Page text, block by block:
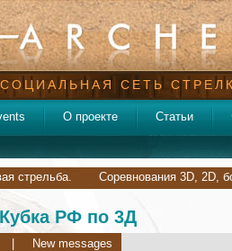
СОЦИАЛЬНАЯ СЕТЬ
О проекте Статьи
стрельба. Соревнования 3D, 2D,
РФ по 3Д
New messages